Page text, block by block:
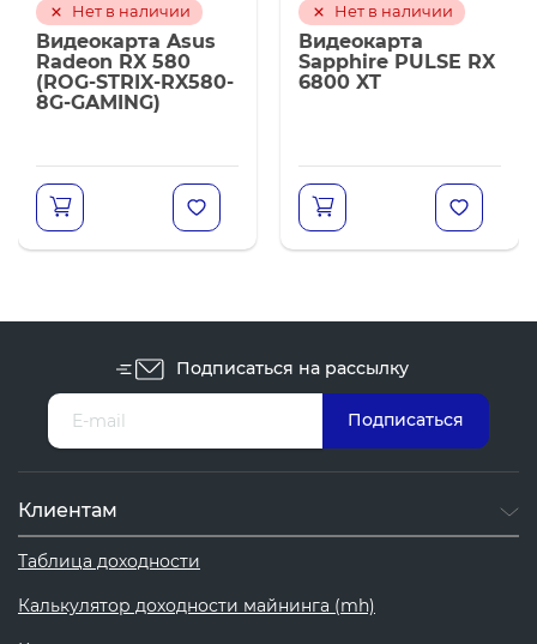
Нет в наличии
Видеокарта Asus
Radeon RX 580
(ROG-STRIX-RX580-
8G-GAMING)
Нет в наличии
Видеокарта
Sapphire PULSE RX
6800 XT
Подписаться на рассылку
Клиентам
Таблица доходности
Калькулятор доходности майнинга (mh)